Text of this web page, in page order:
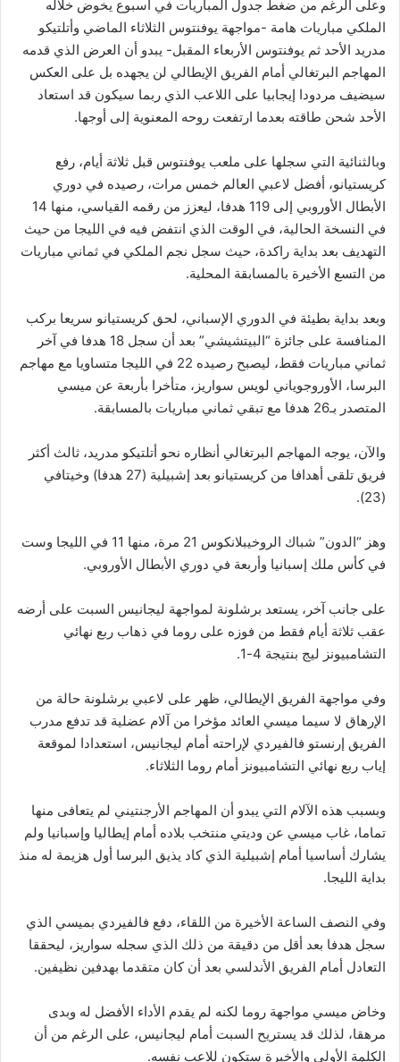
وعلى الرغم من ضغط جدول المباريات في أسبوع يخوض خلاله
الملكي مباريات هامة -مواجهة يوفنتوس الثلاثاء الماضي وأتلتيكو
مدريد الأحد ثم يوفنتوس الأربعاء المقبل- يبدو أن العرض الذي قدمه
المهاجم البرتغالي أمام الفريق الإيطالي لن يجهده بل على العكس
سيضيف مردودا إيجابيا على اللاعب الذي ربما سيكون قد استعاد
الأحد شحن طاقته بعدما ارتفعت روحه المعنوية إلى أوجها.
وبالثنائية التي سجلها على ملعب يوفنتوس قبل ثلاثة أيام، رفع
كريستيانو، أفضل لاعبي العالم خمس مرات، رصيده في دوري
الأبطال الأوروبي إلى 119 هدفا، ليعزز من رقمه القياسي، منها 14
في النسخة الحالية، في الوقت الذي انتفض فيه في الليجا من حيث
التهديف بعد بداية راكدة، حيث سجل نجم الملكي في ثماني مباريات
من التسع الأخيرة بالمسابقة المحلية.
وبعد بداية بطيئة في الدوري الإسباني، لحق كريستيانو سريعا بركب
المنافسة على جائزة “البيتشيشي” بعد أن سجل 18 هدفا في آخر
ثماني مباريات فقط، ليصبح رصيده 22 في الليجا متساويا مع مهاجم
البرسا، الأوروجوياني لويس سواريز، متأخرا بأربعة عن ميسي
المتصدر بـ26 هدفا مع تبقي ثماني مباريات بالمسابقة.
والآن، يوجه المهاجم البرتغالي أنظاره نحو أتلتيكو مدريد، ثالث أكثر
فريق تلقى أهدافا من كريستيانو بعد إشبيلية (27 هدفا) وخيتافي
(23).
وهز “الدون” شباك الروخيبلانكوس 21 مرة، منها 11 في الليجا وست
في كأس ملك إسبانيا وأربعة في دوري الأبطال الأوروبي.
على جانب آخر، يستعد برشلونة لمواجهة ليجانيس السبت على أرضه
عقب ثلاثة أيام فقط من فوزه على روما في ذهاب ربع نهائي
التشامبيونز ليج بنتيجة 4-1.
وفي مواجهة الفريق الإيطالي، ظهر على لاعبي برشلونة حالة من
الإرهاق لا سيما ميسي العائد مؤخرا من آلام عضلية قد تدفع مدرب
الفريق إرنستو فالفيردي لإراحته أمام ليجانيس، استعدادا لموقعة
إياب ربع نهائي التشامبيونز أمام روما الثلاثاء.
وبسبب هذه الآلام التي يبدو أن المهاجم الأرجنتيني لم يتعافى منها
تماما، غاب ميسي عن وديتي منتخب بلاده أمام إيطاليا وإسبانيا ولم
يشارك أساسيا أمام إشبيلية الذي كاد يذيق البرسا أول هزيمة له منذ
بداية الليجا.
وفي النصف الساعة الأخيرة من اللقاء، دفع فالفيردي بميسي الذي
سجل هدفا بعد أقل من دقيقة من ذلك الذي سجله سواريز، ليحققا
التعادل أمام الفريق الأندلسي بعد أن كان متقدما بهدفين نظيفين.
وخاض ميسي مواجهة روما لكنه لم يقدم الأداء الأفضل له وبدى
مرهقا، لذلك قد يستريح السبت أمام ليجانيس، على الرغم من أن
الكلمة الأولى والأخيرة ستكون للاعب نفسه.